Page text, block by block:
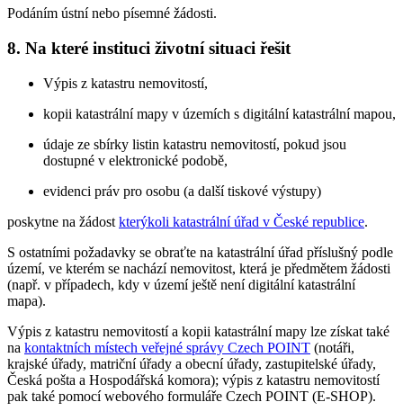
Podáním ústní nebo písemné žádosti.
8. Na které instituci životní situaci řešit
Výpis z katastru nemovitostí,
kopii katastrální mapy v územích s digitální katastrální mapou,
údaje ze sbírky listin katastru nemovitostí, pokud jsou
dostupné v elektronické podobě,
evidenci práv pro osobu (a další tiskové výstupy)
poskytne na žádost kterýkoli katastrální úřad v České republice.
S ostatními požadavky se obraťte na katastrální úřad příslušný podle
území, ve kterém se nachází nemovitost, která je předmětem žádosti
(např. v případech, kdy v území ještě není digitální katastrální
mapa).
Výpis z katastru nemovitostí a kopii katastrální mapy lze získat také
na kontaktních místech veřejné správy Czech POINT (notáři,
krajské úřady, matriční úřady a obecní úřady, zastupitelské úřady,
Česká pošta a Hospodářská komora); výpis z katastru nemovitostí
pak také pomocí webového formuláře Czech POINT (E-SHOP).